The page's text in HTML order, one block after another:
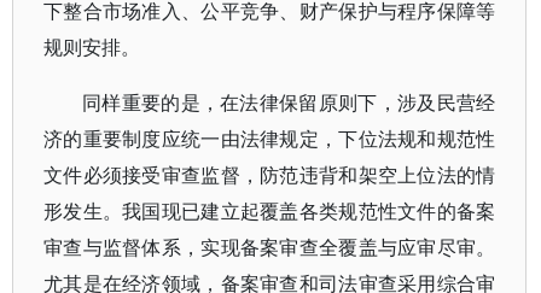
下整合市场准入、公平竞争、财产保护与程序保障等
规则安排。
同样重要的是，在法律保留原则下，涉及民营经
济的重要制度应统一由法律规定，下位法规和规范性
文件必须接受审查监督，防范违背和架空上位法的情
形发生。我国现已建立起覆盖各类规范性文件的备案
审查与监督体系，实现备案审查全覆盖与应审尽审。
尤其是在经济领域，备案审查和司法审查采用综合审